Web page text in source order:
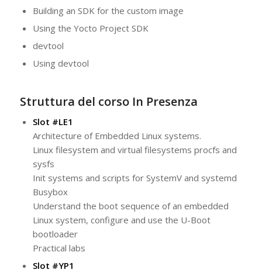
Building an SDK for the custom image
Using the Yocto Project SDK
devtool
Using devtool
Struttura del corso In Presenza
Slot #LE1
Architecture of Embedded Linux systems.
Linux filesystem and virtual filesystems procfs and
sysfs
Init systems and scripts for SystemV and systemd
Busybox
Understand the boot sequence of an embedded
Linux system, configure and use the U-Boot
bootloader
Practical labs
Slot #YP1